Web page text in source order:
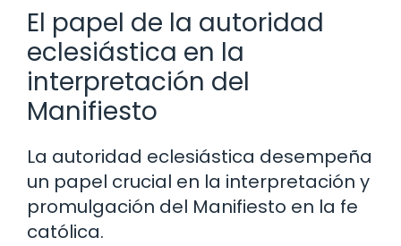
El papel de la autoridad
eclesiástica en la
interpretación del
Manifiesto
La autoridad eclesiástica desempeña
un papel crucial en la interpretación y
promulgación del Manifiesto en la fe
católica.